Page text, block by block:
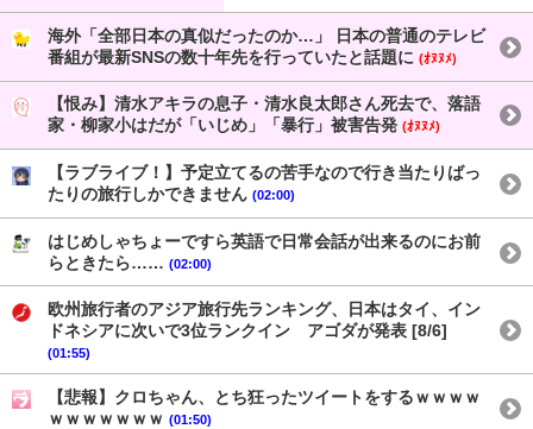
海外「全部日本の真似だったのか…」 日本の普通のテレビ
番組が最新SNSの数十年先を行っていたと話題に (ｵﾇﾇﾒ)
【恨み】清水アキラの息子・清水良太郎さん死去で、落語
家・柳家小はだが「いじめ」「暴行」被害告発 (ｵﾇﾇﾒ)
【ラブライブ！】予定立てるの苦手なので行き当たりばっ
たりの旅行しかできません (02:00)
はじめしゃちょーですら英語で日常会話が出来るのにお前
らときたら…… (02:00)
欧州旅行者のアジア旅行先ランキング、日本はタイ、イン
ドネシアに次いで3位ランクイン アゴダが発表 [8/6]
(01:55)
【悲報】クロちゃん、とち狂ったツイートをするｗｗｗｗ
ｗｗｗｗｗｗｗ (01:50)